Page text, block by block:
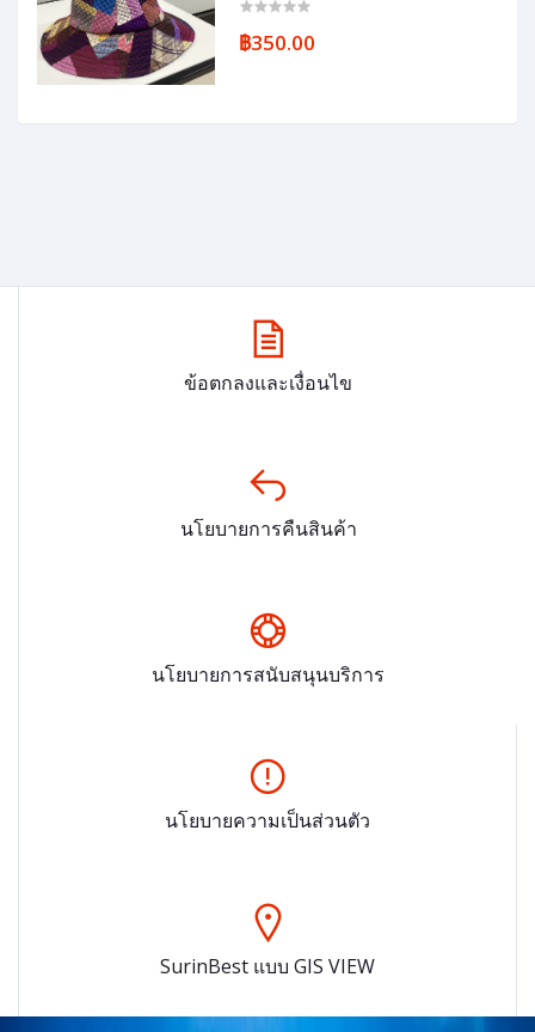
฿350.00
ข้อตกลงและเงื่อนไข
นโยบายการคืนสินค้า
นโยบายการสนับสนุนบริการ
นโยบายความเป็นส่วนตัว
SurinBest แบบ GIS VIEW